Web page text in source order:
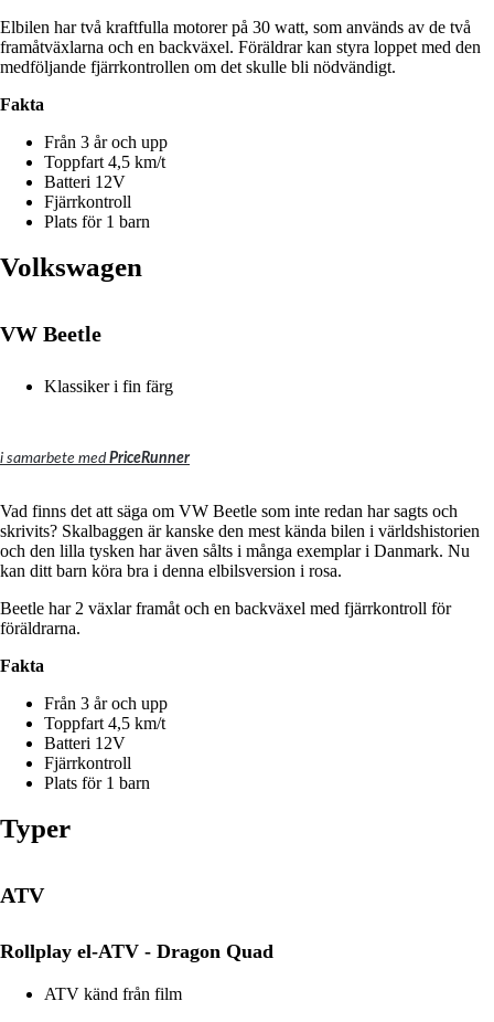
Elbilen har två kraftfulla motorer på 30 watt, som används av de två
framåtväxlarna och en backväxel. Föräldrar kan styra loppet med den
medföljande fjärrkontrollen om det skulle bli nödvändigt.
Fakta
Från 3 år och upp
Toppfart 4,5 km/t
Batteri 12V
Fjärrkontroll
Plats för 1 barn
Volkswagen
VW Beetle
Klassiker i fin färg
i samarbete med PriceRunner
Vad finns det att säga om VW Beetle som inte redan har sagts och
skrivits? Skalbaggen är kanske den mest kända bilen i världshistorien
och den lilla tysken har även sålts i många exemplar i Danmark. Nu
kan ditt barn köra bra i denna elbilsversion i rosa.
Beetle har 2 växlar framåt och en backväxel med fjärrkontroll för
föräldrarna.
Fakta
Från 3 år och upp
Toppfart 4,5 km/t
Batteri 12V
Fjärrkontroll
Plats för 1 barn
Typer
ATV
Rollplay el-ATV - Dragon Quad
ATV känd från film